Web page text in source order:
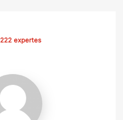
222 expertes
Sylvie
Gendreau